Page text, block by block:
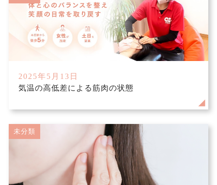
2025年5月13日
気温の高低差による筋肉の状態
未分類